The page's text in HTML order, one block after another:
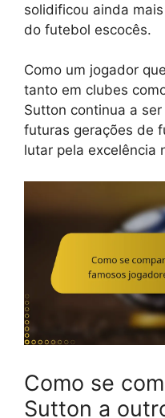
solidificou ainda
do futebol escocês.
Como um jogador
tanto em clubes
Sutton continua a
futuras gerações de
lutar pela excelência
Como se
Sutton a